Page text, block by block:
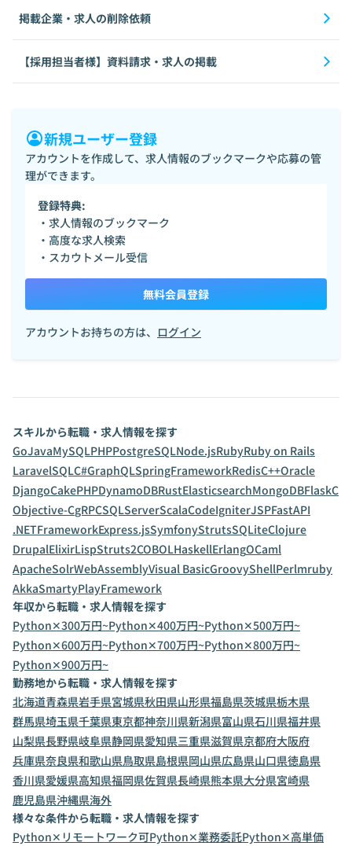
掲載企業・求人の削除依頼
【採用担当者様】資料請求・求人の掲載
新規ユーザー登録
アカウントを作成して、求人情報のブックマークや応募の管
理ができます。
登録特典:
・求人情報のブックマーク
・高度な求人検索
・スカウトメール受信
無料会員登録
アカウントお持ちの方は、 ログイン
スキルから転職・求人情報を探す
GoJavaMySQLPHPPostgreSQLNode.jsRubyRuby on Rails
LaravelSQLC#GraphQLSpringFrameworkRedisC++Oracle
DjangoCakePHPDynamoDBRustElasticsearchMongoDBFlaskC
Objective-CgRPCSQLServerScalaCodeIgniterJSPFastAPI
.NETFrameworkExpress.jsSymfonyStrutsSQLiteClojure
DrupalElixirLispStruts2COBOLHaskellErlangOCaml
ApacheSolrWebAssemblyVisual BasicGroovyShellPerlmruby
AkkaSmartyPlayFramework
年収から転職・求人情報を探す
Python✕300万円~Python✕400万円~Python✕500万円~
Python✕600万円~Python✕700万円~Python✕800万円~
Python✕900万円~
勤務地から転職・求人情報を探す
北海道青森県岩手県宮城県秋田県山形県福島県茨城県栃木県
群馬県埼玉県千葉県東京都神奈川県新潟県富山県石川県福井県
山梨県長野県岐阜県静岡県愛知県三重県滋賀県京都府大阪府
兵庫県奈良県和歌山県鳥取県島根県岡山県広島県山口県徳島県
香川県愛媛県高知県福岡県佐賀県長崎県熊本県大分県宮崎県
鹿児島県沖縄県海外
様々な条件から転職・求人情報を探す
Python✕リモートワーク可Python✕業務委託Python✕高単価